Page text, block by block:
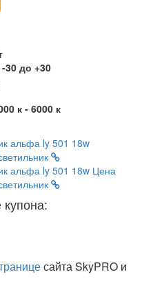
30 до +30
к - 6000 к
сайта SkyPRO и